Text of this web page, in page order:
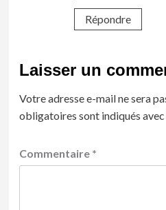
Répondre
Laisser un
Votre adresse e-mail ne sera
obligatoires sont indiqués avec
Commentaire *